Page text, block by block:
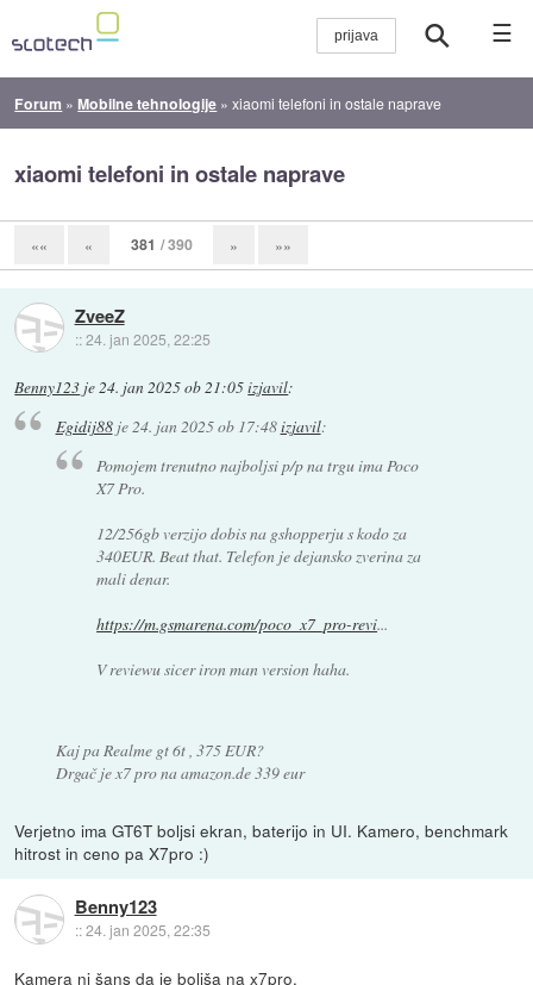
☰
Forum »Mobilne tehnologije »xiaomi telefoni in ostale naprave
xiaomi telefoni in ostale naprave
«« « 381 / 390 » »»
ZveeZ
::24. jan 2025, 22:25
Benny123 je24. jan 2025 ob 21:05izjavil:
Egidij88je24. jan 2025 ob 17:48izjavil:
Pomojem trenutno najboljsi p/p na trgu ima Poco
X7 Pro.
12/256gb verzijo dobis na gshopperju s kodo za
340EUR. Beat that. Telefon je dejansko zverina za
mali denar.
https://m.gsmarena.com/poco_x7_pro-revi...
V reviewu sicer iron man version haha.
Kaj pa Realme gt 6t , 375 EUR?
Drgač je x7 pro na amazon.de 339 eur
Verjetno ima GT6T boljsi ekran, baterijo in UI. Kamero, benchmark
hitrost in ceno pa X7pro :)
Benny123
::24. jan 2025, 22:35
Kamera ni šans da je boljša na x7pro,